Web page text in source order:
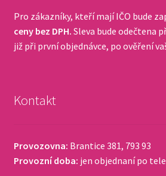
Pro zákazníky, kteří mají IČO bude
ceny bez DPH. Sleva bude odečtena
již při první objednávce, po ověření
Kontakt
Provozovna: Brantice 381, 793 93
Provozní doba: jen objednaní po